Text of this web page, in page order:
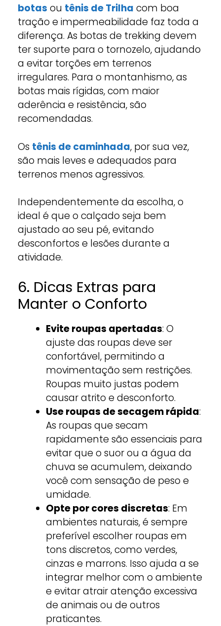
botas ou tênis de Trilha com boa
tração e impermeabilidade faz toda a
diferença. As botas de trekking devem
ter suporte para o tornozelo, ajudando
a evitar torções em terrenos
irregulares. Para o montanhismo, as
botas mais rígidas, com maior
aderência e resistência, são
recomendadas.
Os tênis de caminhada, por sua vez,
são mais leves e adequados para
terrenos menos agressivos.
Independentemente da escolha, o
ideal é que o calçado seja bem
ajustado ao seu pé, evitando
desconfortos e lesões durante a
atividade.
6. Dicas Extras para
Manter o Conforto
Evite roupas apertadas: O
ajuste das roupas deve ser
confortável, permitindo a
movimentação sem restrições.
Roupas muito justas podem
causar atrito e desconforto.
Use roupas de secagem rápida:
As roupas que secam
rapidamente são essenciais para
evitar que o suor ou a água da
chuva se acumulem, deixando
você com sensação de peso e
umidade.
Opte por cores discretas: Em
ambientes naturais, é sempre
preferível escolher roupas em
tons discretos, como verdes,
cinzas e marrons. Isso ajuda a se
integrar melhor com o ambiente
e evitar atrair atenção excessiva
de animais ou de outros
praticantes.